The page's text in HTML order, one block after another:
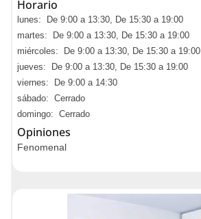
Horario
lunes: De 9:00 a 13:30, De 15:30 a 19:00
martes: De 9:00 a 13:30, De 15:30 a 19:00
miércoles: De 9:00 a 13:30, De 15:30 a 19:00
jueves: De 9:00 a 13:30, De 15:30 a 19:00
viernes: De 9:00 a 14:30
sábado: Cerrado
domingo: Cerrado
Opiniones
Fenomenal